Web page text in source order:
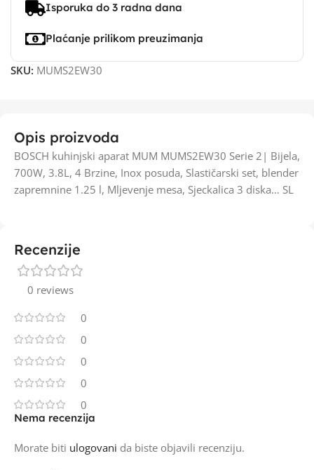
Isporuka do 3 radna dana
Plaćanje prilikom preuzimanja
SKU: MUMS2EW30
Opis proizvoda
BOSCH kuhinjski aparat MUM MUMS2EW30 Serie 2| Bijela,
700W, 3.8L, 4 Brzine, Inox posuda, Slastičarski set, blender
zapremnine 1.25 l, Mljevenje mesa, Sjeckalica 3 diska… SL
Recenzije
0 reviews
0
0
0
0
0
Nema recenzija
Morate biti ulogovani da biste objavili recenziju.